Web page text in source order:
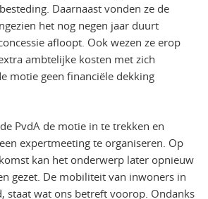
Daarnaast vonden ze de
het nog negen jaar duurt
afloopt. Ook wezen ze erop
ambtelijke kosten met zich
motie geen financiële dekking
PvdA de motie in te trekken en
expertmeeting te organiseren. Op
kan het onderwerp later opnieuw
gezet. De mobiliteit van inwoners in
staat wat ons betreft voorop. Ondanks